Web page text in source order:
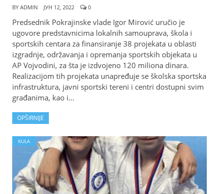
BY ADMIN ЈУН 12, 2022 0
Predsednik Pokrajinske vlade Igor Mirović uručio je
ugovore predstavnicima lokalnih samouprava, škola i
sportskih centara za finansiranje 38 projekata u oblasti
izgradnje, održavanja i opremanja sportskih objekata u
AP Vojvodini, za šta je izdvojeno 120 miliona dinara.
Realizacijom tih projekata unapređuje se školska sportska
infrastruktura, javni sportski tereni i centri dostupni svim
građanima, kao i…
OPŠIRNIJE
KULA